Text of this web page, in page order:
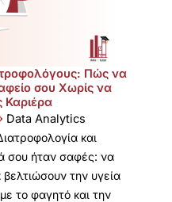
Πώς να
σου Χωρίς να
Καριέρα
Data Analytics
και
σου ήταν σαφές: να
την υγεία
το φαγητό και την